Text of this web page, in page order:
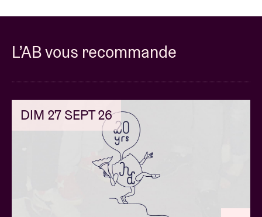
L’AB vous recommande
DIM 27 SEPT 26